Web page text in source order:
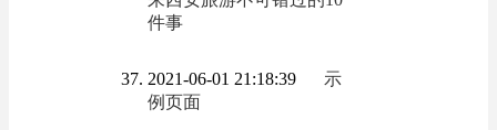
件事
2021-06-01 21:18:39
示
例页面